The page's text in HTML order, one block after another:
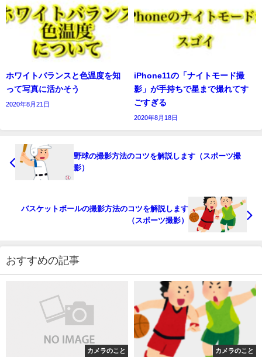
ホワイトバランスと色温度を知
って写真に活かそう
2020年8月21日
iPhone11の「ナイトモード撮
影」が手持ちで星まで撮れてす
ごすぎる
2020年8月18日
野球の撮影方法のコツを解説します（スポーツ撮
影）
バスケットボールの撮影方法のコツを解説します
（スポーツ撮影）
おすすめの記事
カメラのこと カメラのこと